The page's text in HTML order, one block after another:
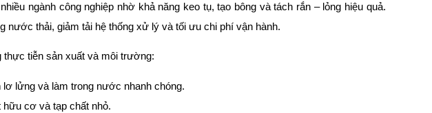
ngành công nghiệp nhờ khả năng keo tụ, tạo bông và tách rắn – lỏng hiệu quả.
nước thải, giảm tải hệ thống xử lý và tối ưu chi phí vận hành.
thực tiễn sản xuất và môi trường:
lơ lửng và làm trong nước nhanh chóng.
hữu cơ và tạp chất nhỏ.